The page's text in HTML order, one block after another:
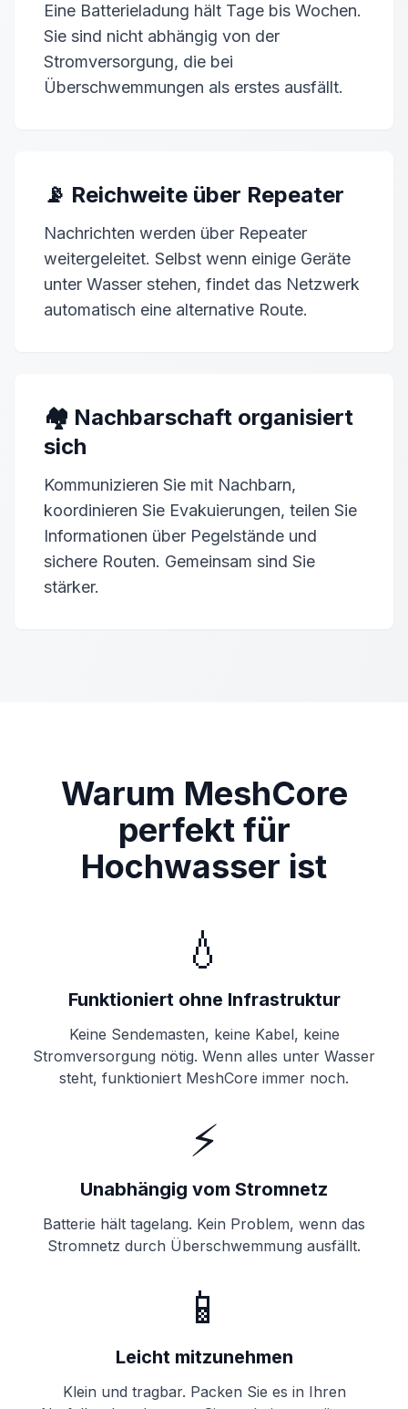
Eine Batterieladung hält Tage bis Wochen.
Sie sind nicht abhängig von der
Stromversorgung, die bei
Überschwemmungen als erstes ausfällt.
📡 Reichweite über Repeater
Nachrichten werden über Repeater
weitergeleitet. Selbst wenn einige Geräte
unter Wasser stehen, findet das Netzwerk
automatisch eine alternative Route.
🏘️ Nachbarschaft organisiert
sich
Kommunizieren Sie mit Nachbarn,
koordinieren Sie Evakuierungen, teilen Sie
Informationen über Pegelstände und
sichere Routen. Gemeinsam sind Sie
stärker.
Warum MeshCore
perfekt für
Hochwasser ist
💧
Funktioniert ohne Infrastruktur
Keine Sendemasten, keine Kabel, keine
Stromversorgung nötig. Wenn alles unter Wasser
steht, funktioniert MeshCore immer noch.
⚡
Unabhängig vom Stromnetz
Batterie hält tagelang. Kein Problem, wenn das
Stromnetz durch Überschwemmung ausfällt.
📱
Leicht mitzunehmen
Klein und tragbar. Packen Sie es in Ihren